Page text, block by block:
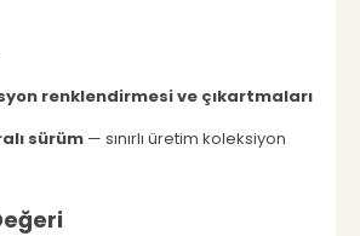
renklendirmesi ve çıkartmaları
sürüm — sınırlı üretim koleksiyon